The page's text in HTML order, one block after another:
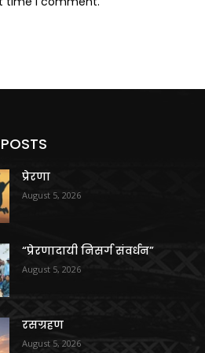
प्रेरणा
August 5, 2026
“प्रेरणादायी निसर्ग संवर्धन”
August 5, 2026
रसग्रहण
August 5, 2026